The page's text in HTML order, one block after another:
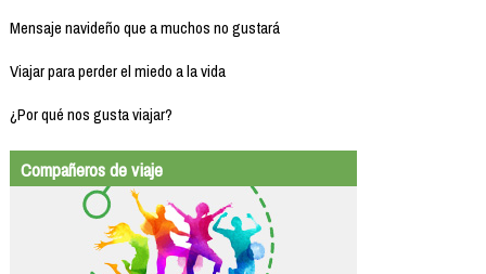
Mensaje navideño que a muchos no gustará
Viajar para perder el miedo a la vida
¿Por qué nos gusta viajar?
Compañeros de viaje